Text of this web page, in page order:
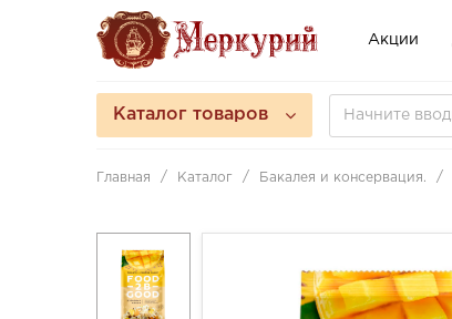
Акции
Каталог товаров
Главная Каталог Бакалея и консервация.